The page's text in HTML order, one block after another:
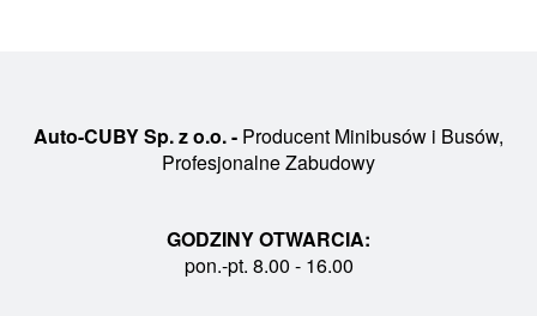
Auto-CUBY Sp. z o.o. - Producent Minibusów i Busów,
Profesjonalne Zabudowy
GODZINY OTWARCIA:
pon.-pt. 8.00 - 16.00